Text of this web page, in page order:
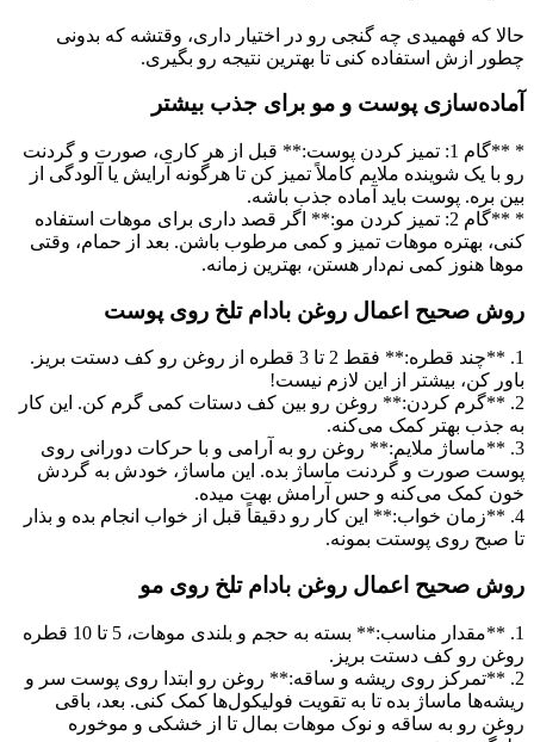
حالا که فهمیدی چه گنجی رو در اختیار داری، وقتشه که بدونی
چطور ازش استفاده کنی تا بهترین نتیجه رو بگیری.
آماده‌سازی پوست و مو برای جذب بیشتر
* **گام 1: تمیز کردن پوست:** قبل از هر کاری، صورت و گردنت
رو با یک شوینده ملایم کاملاً تمیز کن تا هرگونه آرایش یا آلودگی از
بین بره. پوست باید آماده جذب باشه.
* **گام 2: تمیز کردن مو:** اگر قصد داری برای موهات استفاده
کنی، بهتره موهات تمیز و کمی مرطوب باشن. بعد از حمام، وقتی
موها هنوز کمی نم‌دار هستن، بهترین زمانه.
روش صحیح اعمال روغن بادام تلخ روی پوست
1. **چند قطره:** فقط 2 تا 3 قطره از روغن رو کف دستت بریز.
باور کن، بیشتر از این لازم نیست!
2. **گرم کردن:** روغن رو بین کف دستات کمی گرم کن. این کار
به جذب بهتر کمک می‌کنه.
3. **ماساژ ملایم:** روغن رو به آرامی و با حرکات دورانی روی
پوست صورت و گردنت ماساژ بده. این ماساژ، خودش به گردش
خون کمک می‌کنه و حس آرامش بهت میده.
4. **زمان خواب:** این کار رو دقیقاً قبل از خواب انجام بده و بذار
تا صبح روی پوستت بمونه.
روش صحیح اعمال روغن بادام تلخ روی مو
1. **مقدار مناسب:** بسته به حجم و بلندی موهات، 5 تا 10 قطره
روغن رو کف دستت بریز.
2. **تمرکز روی ریشه و ساقه:** روغن رو ابتدا روی پوست سر و
ریشه‌ها ماساژ بده تا به تقویت فولیکول‌ها کمک کنی. بعد، باقی
روغن رو به ساقه و نوک موهات بمال تا از خشکی و موخوره